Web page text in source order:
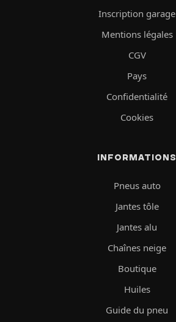
Inscription garage
Mentions légales
CGV
Pays
Confidentialité
Cookies
INFORMATIONS
Pneus auto
Jantes tôle
Jantes alu
Chaînes neige
Boutique
Huiles
Guide du pneu